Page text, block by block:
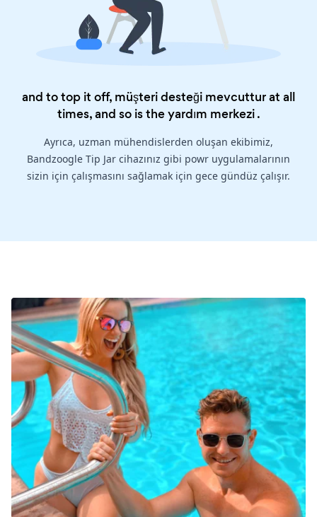
and to top it off, müşteri desteği mevcuttur at all
times, and so is theyardım merkezi.
Ayrıca, uzman mühendislerden oluşan ekibimiz,
Bandzoogle Tip Jar cihazınız gibi powr uygulamalarının
sizin için çalışmasını sağlamak için gece gündüz çalışır.